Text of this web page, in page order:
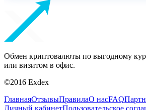
Обмен криптовалюты по выгодному
или визитом в офис.
©2016 Exdex
ГлавнаяОтзывыПравилаО насFAQ
Личный кабинетПользовательское